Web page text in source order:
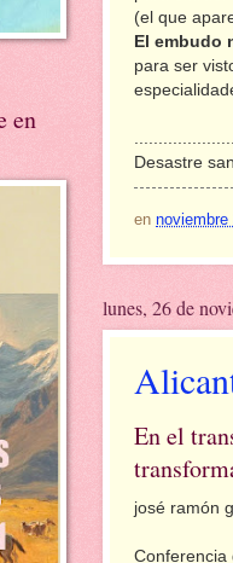
(el que
El embudo
para ser
Desastre
en noviembre
lunes, 26 de
En el
josé ramón
Conferencia
en